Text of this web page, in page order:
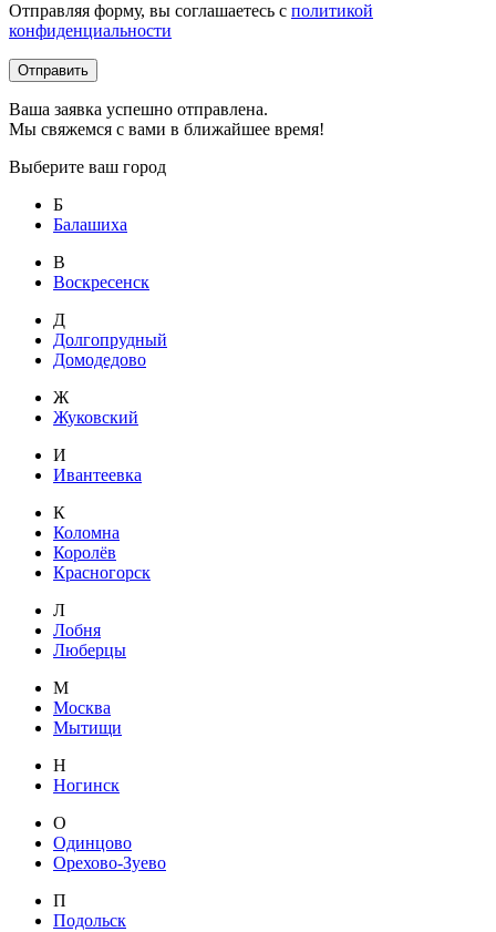
Отправляя форму, вы соглашаетесь с политикой
конфиденциальности
Отправить
Ваша заявка успешно отправлена.
Мы свяжемся с вами в ближайшее время!
Выберите ваш город
Б
Балашиха
В
Воскресенск
Д
Долгопрудный
Домодедово
Ж
Жуковский
И
Ивантеевка
К
Коломна
Королёв
Красногорск
Л
Лобня
Люберцы
М
Москва
Мытищи
Н
Ногинск
О
Одинцово
Орехово-Зуево
П
Подольск